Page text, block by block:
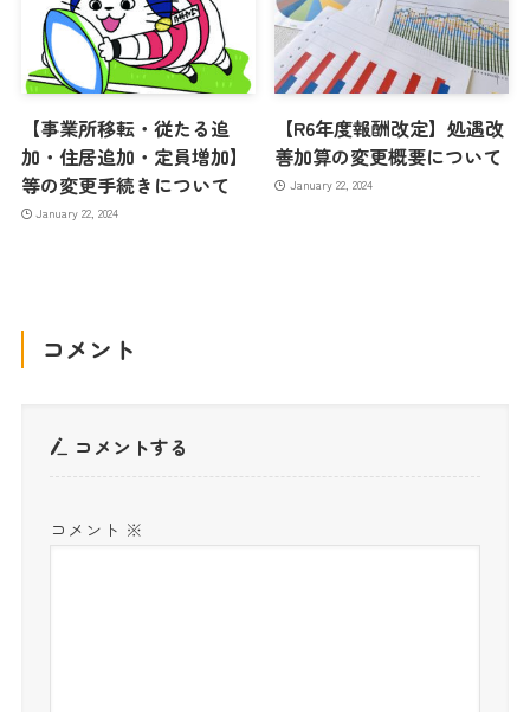
【事業所移転・従たる追
加・住居追加・定員増加】
等の変更手続きについて
January 22, 2024
【R6年度報酬改定】処遇改
善加算の変更概要について
January 22, 2024
コメント
コメントする
コメント ※